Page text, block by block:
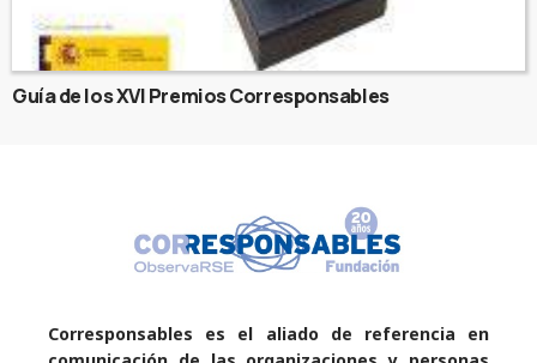
Guía de los XVI Premios Corresponsables
Corresponsables es el aliado de referencia en